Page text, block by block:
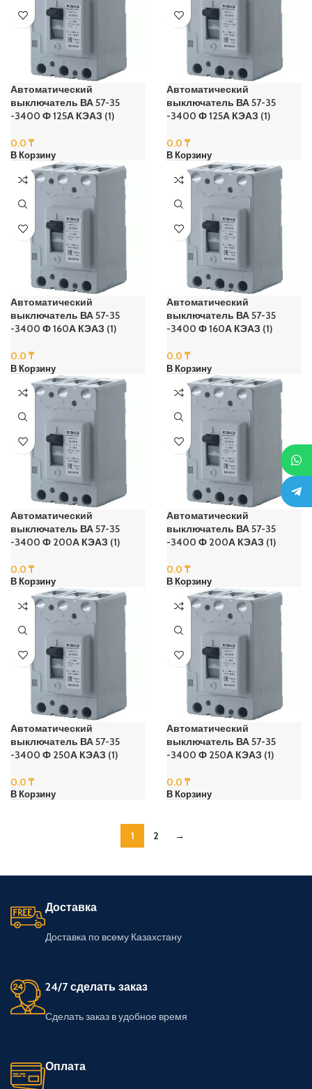
Автоматический
выключатель ВА 57-35
-3400 Ф 125А КЭАЗ (1)
0.0 ₸
В Корзину
Автоматический
выключатель ВА 57-35
-3400 Ф 125А КЭАЗ (1)
0.0 ₸
В Корзину
Автоматический
выключатель ВА 57-35
-3400 Ф 160А КЭАЗ (1)
0.0 ₸
В Корзину
Автоматический
выключатель ВА 57-35
-3400 Ф 160А КЭАЗ (1)
0.0 ₸
В Корзину
Автоматический
выключатель ВА 57-35
-3400 Ф 200А КЭАЗ (1)
0.0 ₸
В Корзину
Автоматический
выключатель ВА 57-35
-3400 Ф 200А КЭАЗ (1)
0.0 ₸
В Корзину
Автоматический
выключатель ВА 57-35
-3400 Ф 250А КЭАЗ (1)
0.0 ₸
В Корзину
Автоматический
выключатель ВА 57-35
-3400 Ф 250А КЭАЗ (1)
0.0 ₸
В Корзину
1 2 →
Доставка
Доставка по всему Казахстану
24/7 сделать заказ
Сделать заказ в удобное время
Оплата